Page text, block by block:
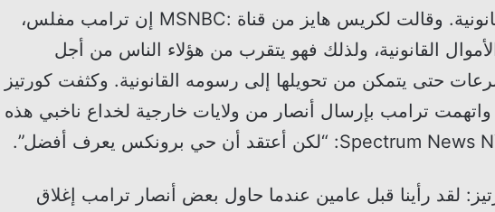
حيلة لدفع رسومه القانونية. وقالت لكريس هايز من قناة :MSNBC إن ترامب مفلس،
القانونية، ولذلك فهو يتقرب من هؤلاء الناس من أجل
حتى يتمكن من تحويلها إلى رسومه القانونية. وكثفت كورتيز
ترامب بإرسال أنصار من ولايات خارجية لخداع ناخبي هذه
لقد رأينا قبل عامين عندما حاول بعض أنصار ترامب إغلاق